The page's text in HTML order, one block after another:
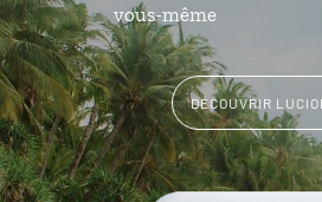
vous-même
DÉCOUVRIR